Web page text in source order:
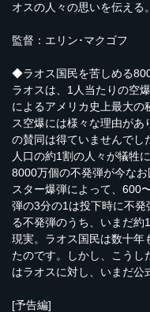
オスの人々の思いを伝える。
監督：エリン･マクゴフ
◆ラオス国民を苦しめる
ラオスは、1人当たりの空
によるアメリカ史上最大の
ス空爆には様々な理由が
の賛同は得ていませんでし
人口の約1割の人々が犠牲
8000万個の不発弾が今な
スター爆弾によって、600
弾の3分の1は投下時に不
る不発弾のうち、いまだ
現実。ラオス国民は数十年
たのです。しかし、こうし
はラオスに対し、いまだ公
[予告編]